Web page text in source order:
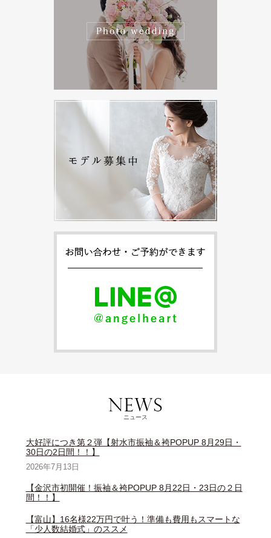
ニュース
大好評につき第２弾【射水市振袖＆袴POPUP 8月29日・
30日の2日間！！】
2026年7月13日
【金沢市初開催！振袖＆袴POPUP 8月22日・23日の２日
間！！】
【富山】16名様22万円で叶う！準備も費用もスマートな
「少人数結婚式」のススメ